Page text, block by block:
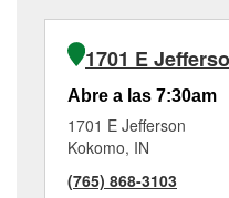
1701 E
Abre a las 7:30am
1701 E Jefferson
Kokomo, IN
(765) 868-3103